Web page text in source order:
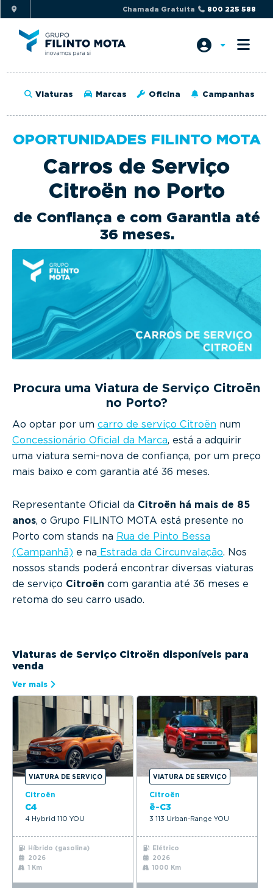
i
p
t
o
r
i
n
i
o
n
i
p
t
o
a
i
t
t
Chamada Gratuita 800 225 588
Viaturas Marcas Oficina Campanhas
OPORTUNIDADES FILINTO MOTA
Carros de Serviço
Citroën no Porto
de Confiança e com Garantia até
36 meses.
Procura uma Viatura de Serviço Citroën
no Porto?
Ao optar por um carro de serviço Citroën num
Concessionário Oficial da Marca, está a adquirir
uma viatura semi-nova de confiança, por um preço
mais baixo e com garantia até 36 meses.
Representante Oficial da Citroën há mais de 85
anos, o Grupo FILINTO MOTA está presente no
Porto com stands na Rua de Pinto Bessa
(Campanhã) e na Estrada da Circunvalação. Nos
nossos stands poderá encontrar diversas viaturas
de serviço Citroën com garantia até 36 meses e
retoma do seu carro usado.
Viaturas de Serviço Citroën disponíveis para
venda
Ver mais
VIATURA DE SERVIÇO
Citroën
C4
4 Hybrid 110 YOU
Híbrido (gasolina)
2026
1 Km
VIATURA DE SERVIÇO
Citroën
ë-C3
3 113 Urban-Range YOU
Elétrico
2026
1000 Km